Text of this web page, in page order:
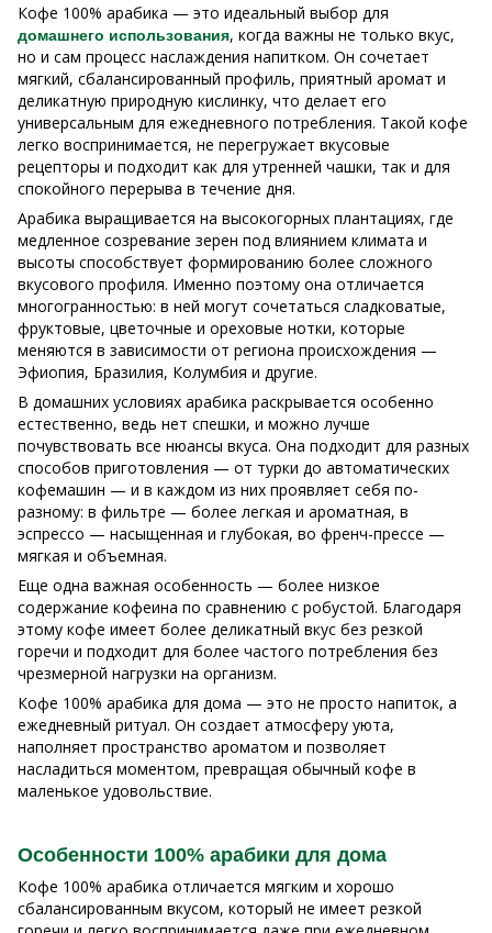
Кофе 100% арабика — это идеальный выбор для
домашнего использования, когда важны не только вкус,
но и сам процесс наслаждения напитком. Он сочетает
мягкий, сбалансированный профиль, приятный аромат и
деликатную природную кислинку, что делает его
универсальным для ежедневного потребления. Такой кофе
легко воспринимается, не перегружает вкусовые
рецепторы и подходит как для утренней чашки, так и для
спокойного перерыва в течение дня.
Арабика выращивается на высокогорных плантациях, где
медленное созревание зерен под влиянием климата и
высоты способствует формированию более сложного
вкусового профиля. Именно поэтому она отличается
многогранностью: в ней могут сочетаться сладковатые,
фруктовые, цветочные и ореховые нотки, которые
меняются в зависимости от региона происхождения —
Эфиопия, Бразилия, Колумбия и другие.
В домашних условиях арабика раскрывается особенно
естественно, ведь нет спешки, и можно лучше
почувствовать все нюансы вкуса. Она подходит для разных
способов приготовления — от турки до автоматических
кофемашин — и в каждом из них проявляет себя по-
разному: в фильтре — более легкая и ароматная, в
эспрессо — насыщенная и глубокая, во френч-прессе —
мягкая и объемная.
Еще одна важная особенность — более низкое
содержание кофеина по сравнению с робустой. Благодаря
этому кофе имеет более деликатный вкус без резкой
горечи и подходит для более частого потребления без
чрезмерной нагрузки на организм.
Кофе 100% арабика для дома — это не просто напиток, а
ежедневный ритуал. Он создает атмосферу уюта,
наполняет пространство ароматом и позволяет
насладиться моментом, превращая обычный кофе в
маленькое удовольствие.
Особенности 100% арабики для дома
Кофе 100% арабика отличается мягким и хорошо
сбалансированным вкусом, который не имеет резкой